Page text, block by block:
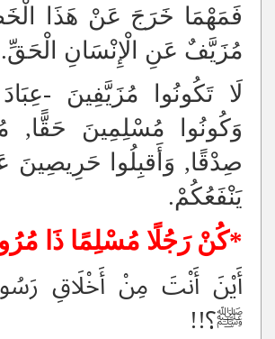
فَمَهْمَا خَرَجَ عَنْ هَذَا
مُزَيَّفٌ عَنِ الْإِنْسَانِ الْحَقِّ.
لَا تَكُونُوا مُزَيَّفِينَ -
وَكُونُوا مُسْلِمِينَ حَقًّا,
صِدْقًا, وَأَقبِلُوا حَرِيصِينَ
يَنْفَعُكُمْ.
*كُنْ رَجُلًا مُسْلِمًا ذَا
أَيْنَ أَنْتَ مِنْ أَخْلَاقِ
ﷺ؟!!